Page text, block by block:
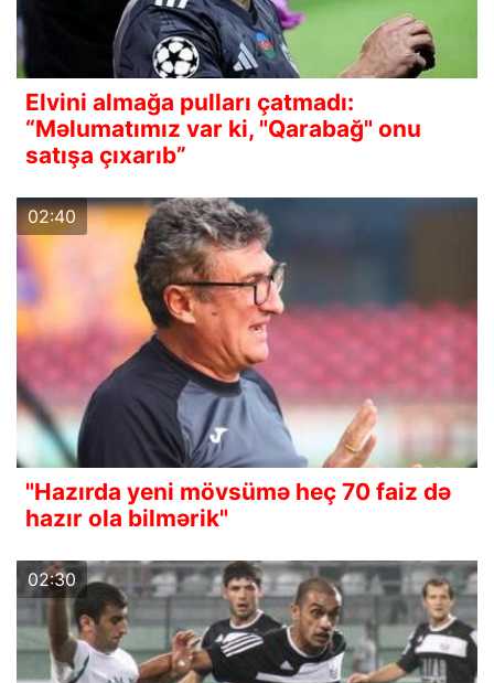
Elvini almağa pulları çatmadı:
“Məlumatımız var ki, "Qarabağ" onu
satışa çıxarıb”
02:40
"Hazırda yeni mövsümə heç 70 faiz də
hazır ola bilmərik"
02:30